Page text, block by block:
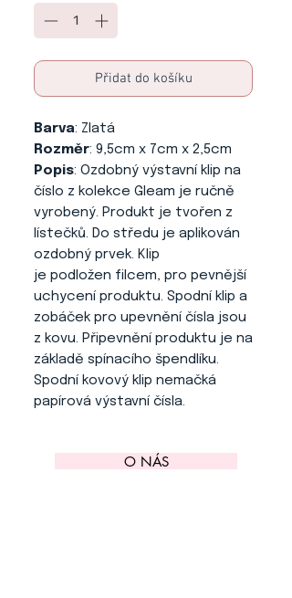
Přidat do košíku
Barva: Zlatá
Rozměr: 9,5cm x 7cm x 2,5cm
Popis: Ozdobný výstavní klip na
číslo z kolekce Gleam je ručně
vyrobený. Produkt je tvořen z
lístečků. Do středu je aplikován
ozdobný prvek. Klip
je podložen filcem, pro pevnější
uchycení produktu. Spodní klip a
zobáček pro upevnění čísla jsou
z kovu. Připevnění produktu je na
základě spínacího špendlíku.
Spodní kovový klip nemačká
papírová výstavní čísla.
O NÁS